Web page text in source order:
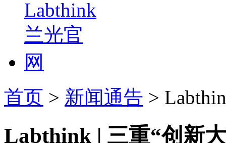
首页 > 新闻通告 >
Labthink | 三重“创新